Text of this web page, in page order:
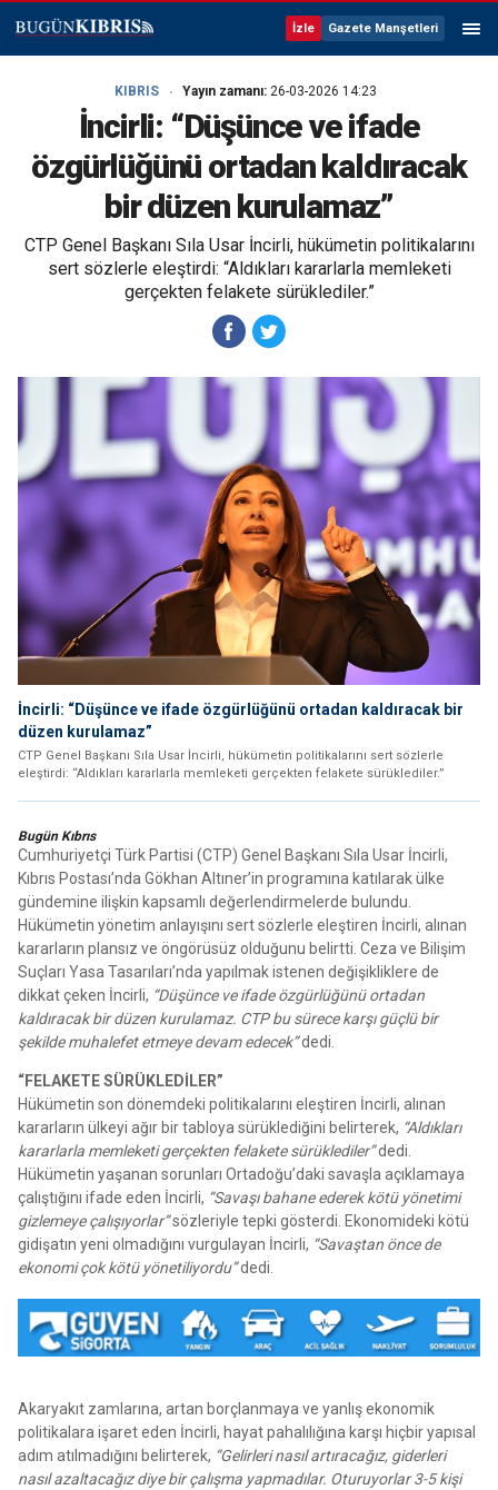
İzle Gazete Manşetleri
KIBRIS Yayın zamanı: 26-03-2026 14:23
İncirli: “Düşünce ve ifade
özgürlüğünü ortadan kaldıracak
bir düzen kurulamaz”
CTP Genel Başkanı Sıla Usar İncirli, hükümetin politikalarını
sert sözlerle eleştirdi: “Aldıkları kararlarla memleketi
gerçekten felakete sürüklediler.”
İncirli: “Düşünce ve ifade özgürlüğünü ortadan kaldıracak bir
düzen kurulamaz”
CTP Genel Başkanı Sıla Usar İncirli, hükümetin politikalarını sert sözlerle
eleştirdi: “Aldıkları kararlarla memleketi gerçekten felakete sürüklediler.”
Bugün Kıbrıs
Cumhuriyetçi Türk Partisi (CTP) Genel Başkanı Sıla Usar İncirli,
Kıbrıs Postası’nda Gökhan Altıner’in programına katılarak ülke
gündemine ilişkin kapsamlı değerlendirmelerde bulundu.
Hükümetin yönetim anlayışını sert sözlerle eleştiren İncirli, alınan
kararların plansız ve öngörüsüz olduğunu belirtti. Ceza ve Bilişim
Suçları Yasa Tasarıları’nda yapılmak istenen değişikliklere de
dikkat çeken İncirli, “Düşünce ve ifade özgürlüğünü ortadan
kaldıracak bir düzen kurulamaz. CTP bu sürece karşı güçlü bir
şekilde muhalefet etmeye devam edecek”dedi.
“FELAKETE SÜRÜKLEDİLER”
Hükümetin son dönemdeki politikalarını eleştiren İncirli, alınan
kararların ülkeyi ağır bir tabloya sürüklediğini belirterek, “Aldıkları
kararlarla memleketi gerçekten felakete sürüklediler”dedi.
Hükümetin yaşanan sorunları Ortadoğu’daki savaşla açıklamaya
çalıştığını ifade eden İncirli, “Savaşı bahane ederek kötü yönetimi
gizlemeye çalışıyorlar”sözleriyle tepki gösterdi. Ekonomideki kötü
gidişatın yeni olmadığını vurgulayan İncirli, “Savaştan önce de
ekonomi çok kötü yönetiliyordu”dedi.
Akaryakıt zamlarına, artan borçlanmaya ve yanlış ekonomik
politikalara işaret eden İncirli, hayat pahalılığına karşı hiçbir yapısal
adım atılmadığını belirterek, “Gelirleri nasıl artıracağız, giderleri
nasıl azaltacağız diye bir çalışma yapmadılar. Oturuyorlar 3-5 kişi